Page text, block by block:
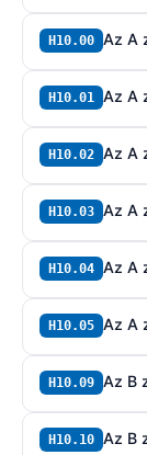
H10.00 Az A
H10.01 Az A
H10.02 Az A
H10.03 Az A
H10.04 Az A
H10.05 Az A
H10.09 Az B
H10.10 Az B